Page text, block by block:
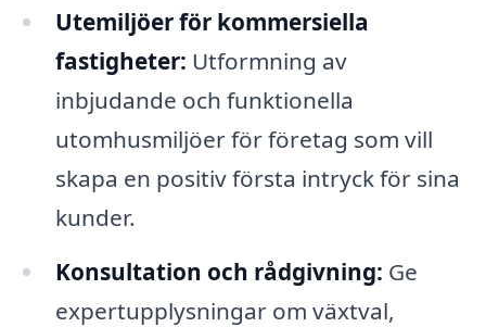
Utemiljöer för kommersiella
fastigheter: Utformning av
inbjudande och funktionella
utomhusmiljöer för företag som vill
skapa en positiv första intryck för sina
kunder.
Konsultation och rådgivning: Ge
expertupplysningar om växtval,